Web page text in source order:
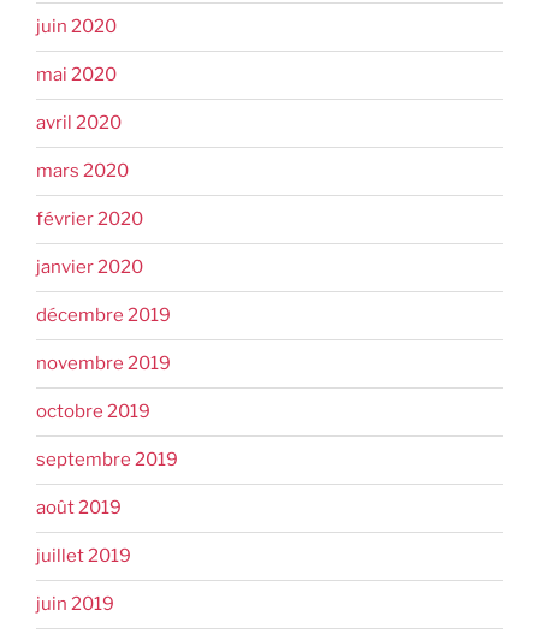
juin 2020
mai 2020
avril 2020
mars 2020
février 2020
janvier 2020
décembre 2019
novembre 2019
octobre 2019
septembre 2019
août 2019
juillet 2019
juin 2019